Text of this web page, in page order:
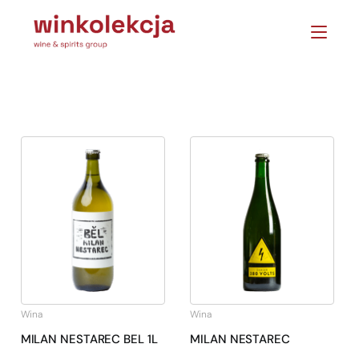
Wina
MILAN NESTAREC BEL 1L
Wina
MILAN NESTAREC